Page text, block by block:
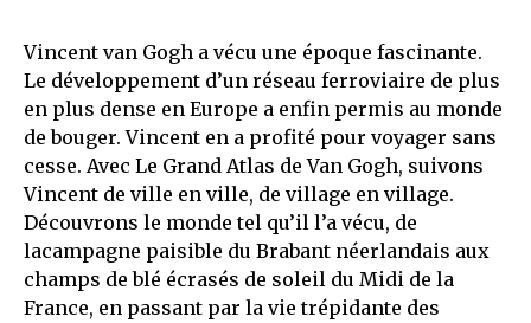
Vincent van Gogh a vécu une époque fascinante.
Le développement d’un réseau ferroviaire de plus
en plus dense en Europe a enfin permis au monde
de bouger. Vincent en a profité pour voyager sans
cesse. Avec Le Grand Atlas de Van Gogh, suivons
Vincent de ville en ville, de village en village.
Découvrons le monde tel qu’il l’a vécu, de
lacampagne paisible du Brabant néerlandais aux
champs de blé écrasés de soleil du Midi de la
France, en passant par la vie trépidante des